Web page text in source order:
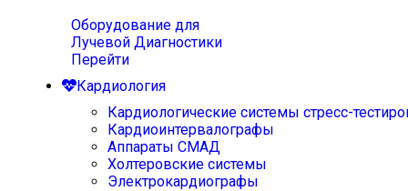
Оборудование для
Лучевой Диагностики
Перейти
Кардиология
Кардиологические системы стресс-
Кардиоинтервалографы
Аппараты СМАД
Холтеровские системы
Электрокардиографы